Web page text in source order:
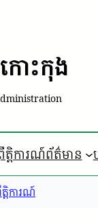
កោះកុង
ត្តិការណ៍ព័ត៌មាន
ត្តិការណ៍